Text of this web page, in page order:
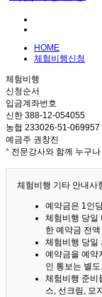
HOME
체험비행신청
체험비행
신청순서
입금계좌번호
신한 388-12-054055
농협 233026-51-069957
예금주 권창진
* 전문강사와 함께 누구
체험비행 기타 안내사
예약금은 1인
체험비행 당일
한 예약금 전
체험비행 당일
예약금을 예약
인 통보는 별
체험비행 준비
스, 선크림, 모